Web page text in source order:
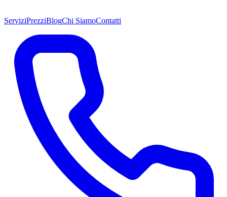
ServiziPrezziBlogChi SiamoContatti